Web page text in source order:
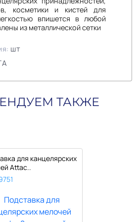
косметики и кистей для
впишется в любой
из металлической сетки
шт
ТАКЖЕ
для канцелярских
Attac..